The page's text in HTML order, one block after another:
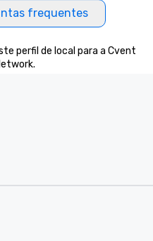
frequentes
perfil de local para a Cvent